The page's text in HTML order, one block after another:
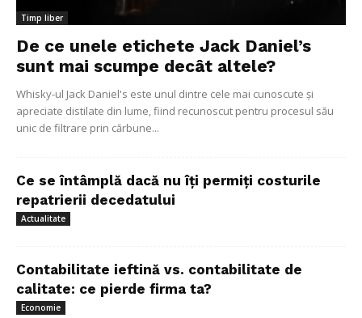
Timp liber
De ce unele etichete Jack Daniel’s
sunt mai scumpe decât altele?
Whisky-ul Jack Daniel's este unul dintre cele mai cunoscute și
apreciate distilate din lume, fiind recunoscut pentru procesul său
unic de filtrare prin cărbune...
Ce se întâmplă dacă nu îți permiți costurile
repatrierii decedatului
Actualitate
Contabilitate ieftină vs. contabilitate de
calitate: ce pierde firma ta?
Economie